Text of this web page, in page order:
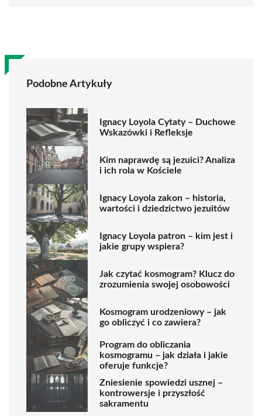
Podobne Artykuły
Ignacy Loyola Cytaty – Duchowe
Wskazówki i Refleksje
Kim naprawdę są jezuici? Analiza
i ich rola w Kościele
Ignacy Loyola zakon – historia,
wartości i dziedzictwo jezuitów
Ignacy Loyola patron – kim jest i
jakie grupy wspiera?
Jak czytać kosmogram? Klucz do
zrozumienia swojej osobowości
Kosmogram urodzeniowy – jak
go obliczyć i co zawiera?
Program do obliczania
kosmogramu – jak działa i jakie
oferuje funkcje?
Zniesienie spowiedzi usznej –
kontrowersje i przyszłość
sakramentu